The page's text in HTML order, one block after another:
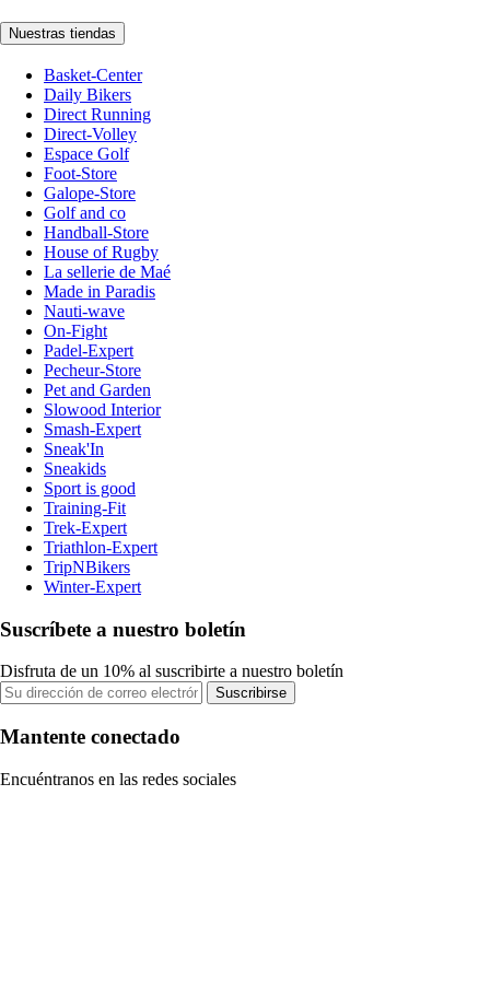
Nuestras tiendas
Basket-Center
Daily Bikers
Direct Running
Direct-Volley
Espace Golf
Foot-Store
Galope-Store
Golf and co
Handball-Store
House of Rugby
La sellerie de Maé
Made in Paradis
Nauti-wave
On-Fight
Padel-Expert
Pecheur-Store
Pet and Garden
Slowood Interior
Smash-Expert
Sneak'In
Sneakids
Sport is good
Training-Fit
Trek-Expert
Triathlon-Expert
TripNBikers
Winter-Expert
Suscríbete a nuestro boletín
Disfruta de un 10% al suscribirte a nuestro boletín
Suscribirse
Mantente conectado
Encuéntranos en las redes sociales